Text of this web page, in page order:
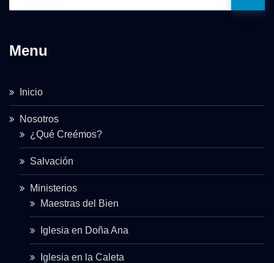
Menu
Inicio
Nosotros
¿Qué Creémos?
Salvación
Ministerios
Maestras del Bien
Iglesia en Doña Ana
Iglesia en la Caleta